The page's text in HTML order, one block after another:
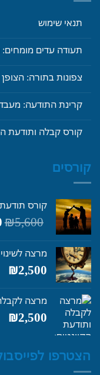
תנאי שימוש
תעודה עדים מומחים:
צפונות בתורה:
קרינת התודעה:
קורס קבלה ותודעת
קורסים
קורס
₪5,600
מרצה
₪2,500
מרצה
₪2,500
הצטרפו